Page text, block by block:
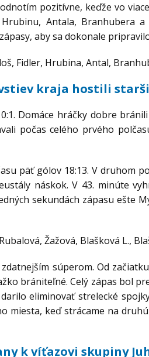
pozitívne, keďže vo
Antala, Branhubera
aby sa dokonale
Fidler, Hrubina, Antal,
kraja hostili
Domáce hráčky dobre
počas celého prvého
päť gólov 18:13. V druhom
náskok. V 43. minúte
sekundách zápasu ešte
Žažová, Blašková L.,
súperom. Od
brániteľné. Celý zápas bol
eliminovať strelecké
keď strácame na
k víťazovi skupiny